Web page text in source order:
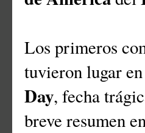
Los primeros
tuvieron lugar en
Day, fecha
breve resumen